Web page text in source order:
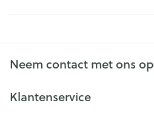
Neem contact met ons op
Klantenservice